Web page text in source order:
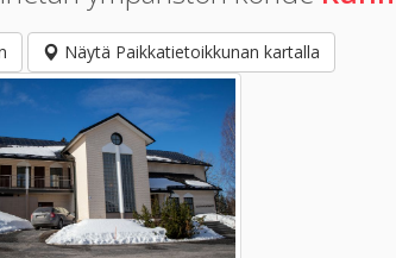
Näytä Paikkatietoikkunan kartalla